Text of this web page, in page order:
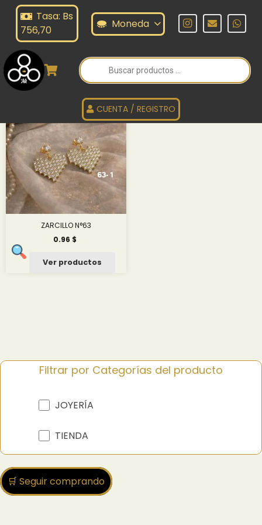
Tasa: Bs
756,70
Moneda
Búsqueda
de
productos
CUENTA / REGISTRO
N°63
ZARCILLO N°63
ZARCILLO N°63
0.96 $
Ver productos
Filtrar por Categorías del producto
JOYERÍA
TIENDA
🛒 Seguir comprando